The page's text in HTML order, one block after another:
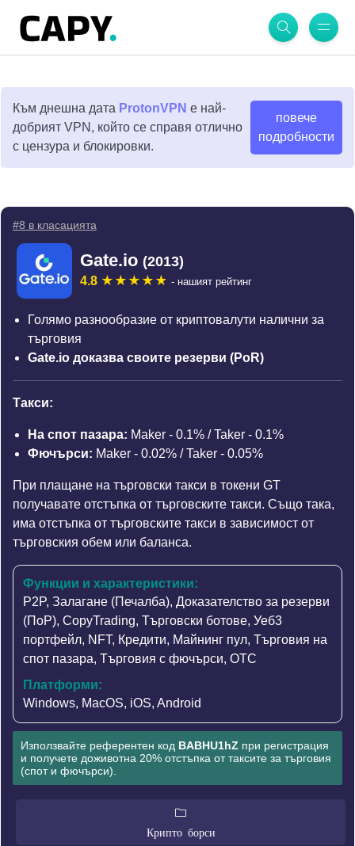
Към днешна дата ProtonVPN е най-
добрият VPN, който се справя отлично
с цензура и блокировки.
повече
подробности
#8 в класацията
Gate.io (2013)
4.8 - нашият рейтинг
Голямо разнообразие от криптовалути налични за
търговия
Gate.io доказва своите резерви (PoR)
Такси:
На спот пазара: Maker - 0.1% / Taker - 0.1%
Фючърси: Maker - 0.02% / Taker - 0.05%
При плащане на търговски такси в токени GT
получавате отстъпка от търговските такси. Също така,
има отстъпка от търговските такси в зависимост от
търговския обем или баланса.
Функции и характеристики:
P2P, Залагане (Печалба), Доказателство за резерви
(ПоР), CopyTrading, Търговски ботове, Уеб3
портфейл, NFT, Кредити, Майнинг пул, Търговия на
спот пазара, Търговия с фючърси, OTC
Платформи:
Windows, MacOS, iOS, Android
Използвайте референтен код BABHU1hZ при регистрация
и получете доживотна 20% отстъпка от таксите за търговия
(спот и фючърси).
Крипто борси